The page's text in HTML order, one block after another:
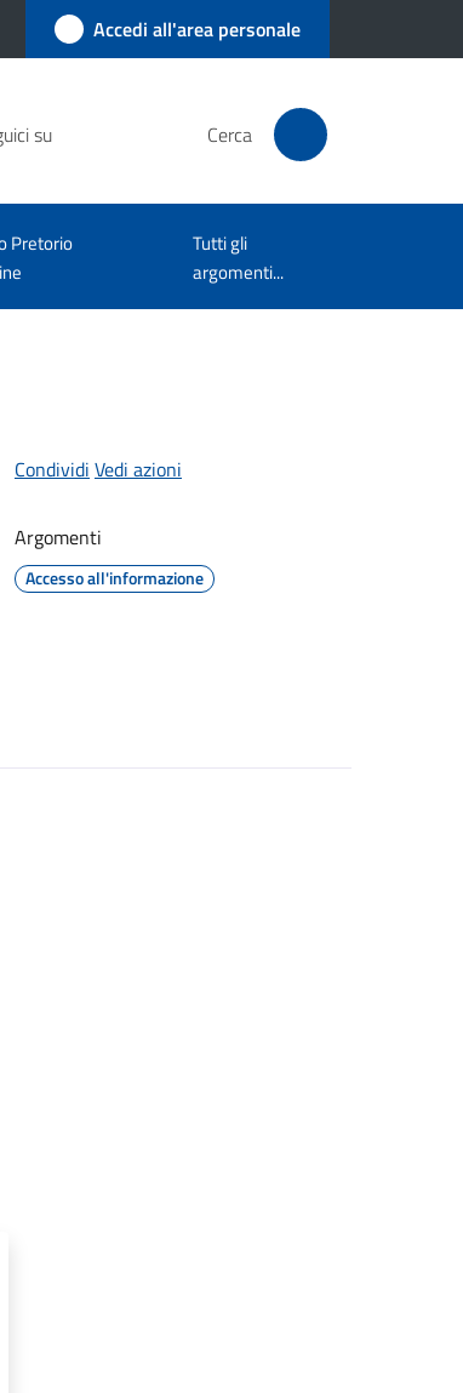
Accedi all'area personale
su Cerca
Pretorio
Tutti gli
argomenti...
Condividi Vedi azioni
Argomenti
Accesso all'informazione